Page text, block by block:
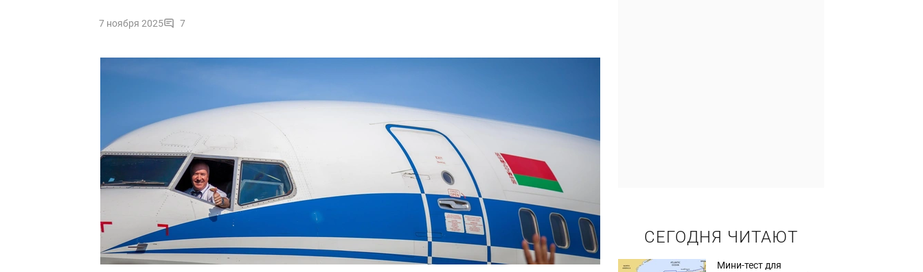
7 ноября 2025 7
СЕГОДНЯ ЧИТАЮТ
Мини-тест для